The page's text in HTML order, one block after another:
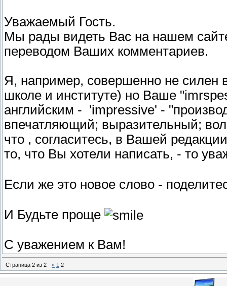
Уважаемый Гость.
Мы рады видеть Вас на нашем
переводом Ваших комментариев.
Я, например, совершенно не силен
школе и институте) но Ваше
английским - 'impressive' -
впечатляющий; выразительный;
что , согласитесь, в Вашей
то, что Вы хотели написать, - то
Если же это новое слово -
И Будьте проще
С уважением к Вам!
Страница 2 из 2 « 1 2